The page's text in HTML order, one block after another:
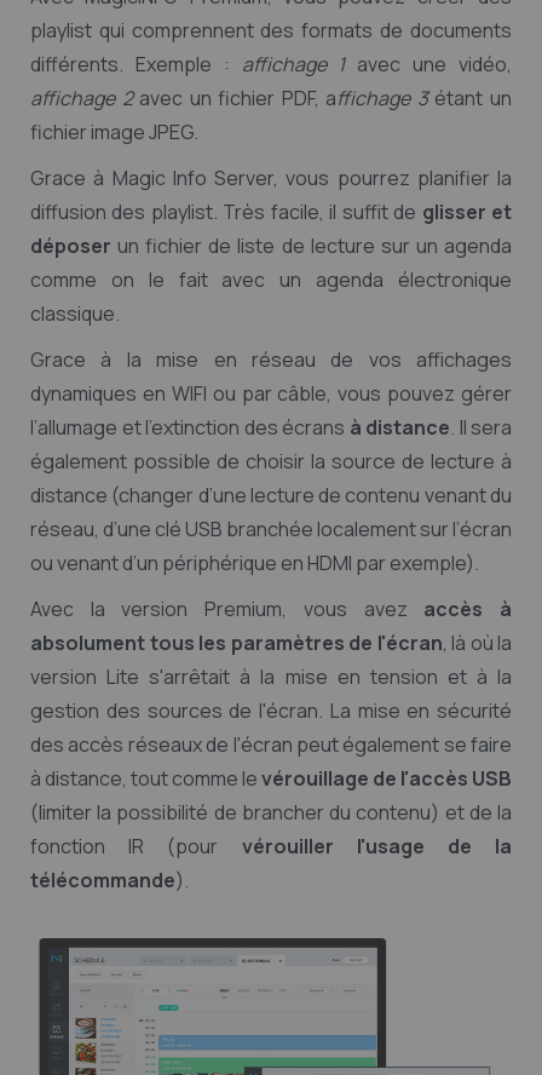
playlist qui comprennent des formats de documents
différents. Exemple : affichage 1avec une vidéo,
affichage 2avec un fichier PDF, affichage 3étant un
fichier image JPEG.
Grace à Magic Info Server, vous pourrez planifier la
diffusion des playlist. Très facile, il suffit de glisser et
déposer un fichier de liste de lecture sur un agenda
comme on le fait avec un agenda électronique
classique.
Grace à la mise en réseau de vos affichages
dynamiques en WIFI ou par câble, vous pouvez gérer
l’allumage et l’extinction des écrans à distance. Il sera
également possible de choisir la source de lecture à
distance (changer d’une lecture de contenu venant du
réseau, d’une clé USB branchée localement sur l’écran
ou venant d’un périphérique en HDMI par exemple).
Avec la version Premium, vous avez accès à
absolument tous les paramètres de l'écran, là où la
version Lite s'arrêtait à la mise en tension et à la
gestion des sources de l'écran. La mise en sécurité
des accès réseaux de l'écran peut également se faire
à distance, tout comme levérouillage de l'accès USB
(limiter la possibilité de brancher du contenu) et de la
fonction IR (pour vérouiller l'usage de la
télécommande).